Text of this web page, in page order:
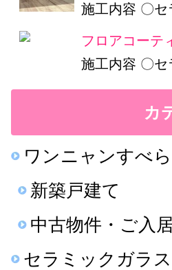
施工内容 〇
フロアコーテ
施工内容 〇
カ
ワンニャンすべ
新築戸建て
中古物件・ご入
セラミックガラ